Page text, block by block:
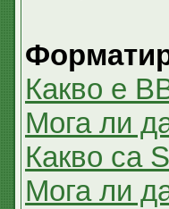
Какво е
Мога ли
Какво са
Мога ли